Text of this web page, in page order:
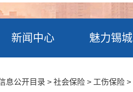
新闻中心 魅力锡城
息公开目录 > 社会保险 > 工伤保险 >